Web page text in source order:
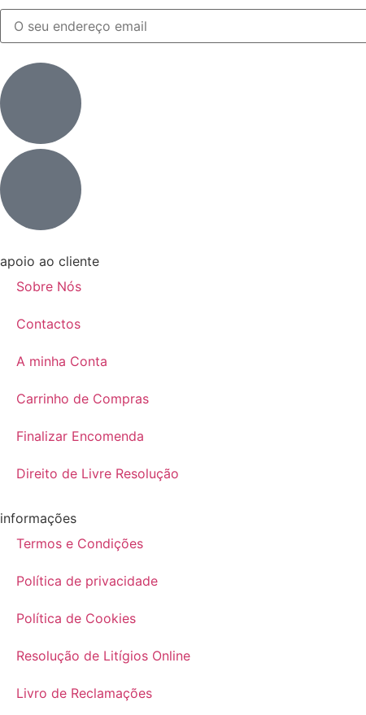
apoio ao cliente
Sobre Nós
Contactos
A minha Conta
Carrinho de Compras
Finalizar Encomenda
Direito de Livre Resolução
informações
Termos e Condições
Política de privacidade
Política de Cookies
Resolução de Litígios Online
Livro de Reclamações